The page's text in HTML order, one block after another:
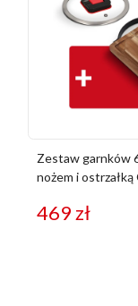
Zestaw garnków
nożem i
469zł